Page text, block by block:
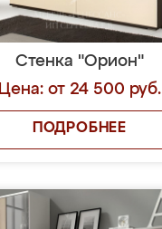
Стенка "Орион"
Цена: от 24 500 руб.
ПОДРОБНЕЕ